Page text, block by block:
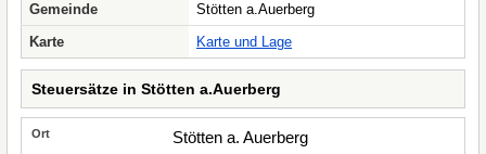
Gemeinde
Stötten a.Auerberg
Karte
Karte und Lage
Steuersätze in Stötten a.Auerberg
Stötten a. Auerberg